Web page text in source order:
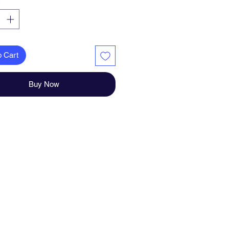
nimmt kein Wasser auf
sicher für Mensch und Tier
TEX®)
in Deutschland
für Dich und Deiner
Cart
Buy Now